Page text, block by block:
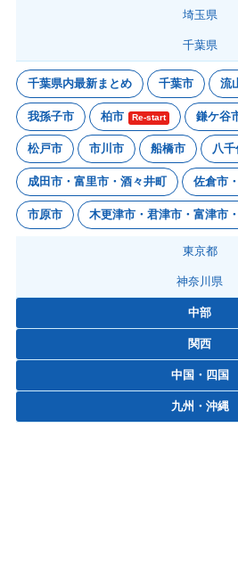
埼玉県
千葉県
千葉県内最新まとめ 千葉市 流
我孫子市 柏市 Re-start 鎌ケ谷
松戸市 市川市 船橋市 八
成田市・富里市・酒々井町 佐倉市
市原市 木更津市・君津市・富津市
東京都
神奈川県
中部
関西
中国・四国
九州・沖縄